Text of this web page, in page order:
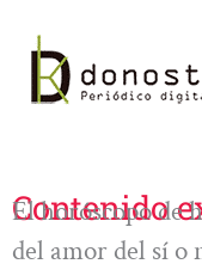
contenido
Contenido
El horóscopo de
del amor del sí o